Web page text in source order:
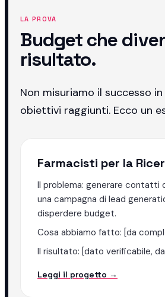
LA PROVA
Budget che
risultato.
Non misuriamo il successo
obiettivi raggiunti. Ecco un
Farmacisti per la
Il problema: generare contatti
una campagna di lead
disperdere budget.
Cosa abbiamo fatto: [da
Il risultato: [dato verificabile,
Leggi il progetto →